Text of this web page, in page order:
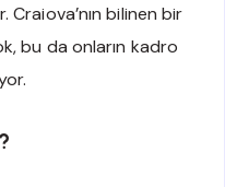
Craiova’nın bilinen bir
bu da onların kadro